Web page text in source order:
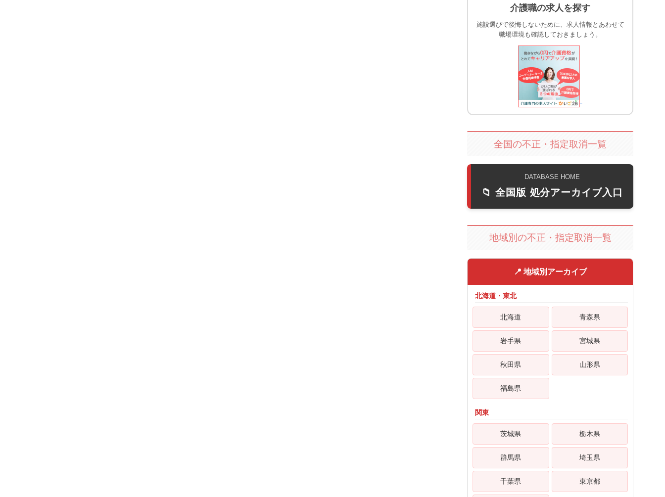
介護職の求人を探す
施設選びで後悔しないために、求人情報とあわせて
職場環境も確認しておきましょう。
全国の不正・指定取消一覧
DATABASE HOME
📁 全国版 処分アーカイブ入口
地域別の不正・指定取消一覧
📍 地域別アーカイブ
北海道・東北
北海道 青森県
岩手県 宮城県
秋田県 山形県
福島県
関東
茨城県 栃木県
群馬県 埼玉県
千葉県 東京都